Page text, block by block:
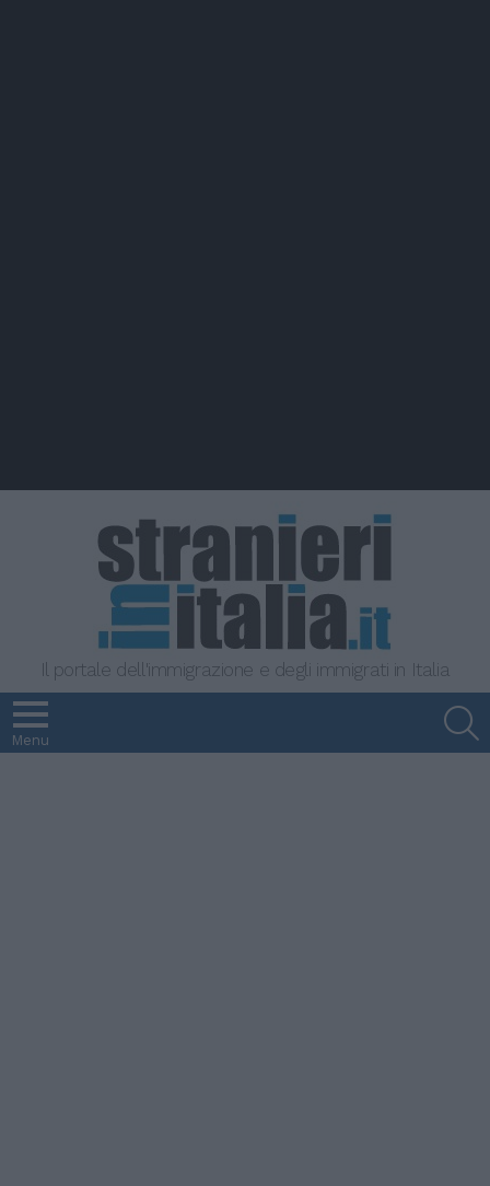
Il portale dell'immigrazione e degli immigrati in Italia
Menu